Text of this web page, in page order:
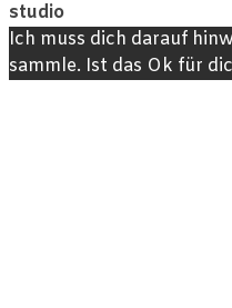
studio
Ich muss dich darauf
sammle. Ist das Ok für